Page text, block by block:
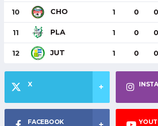
10 CHO 1 0 0
11 PLA 1 0 0
12 JUT 1 0 0
X
FACEBOOK